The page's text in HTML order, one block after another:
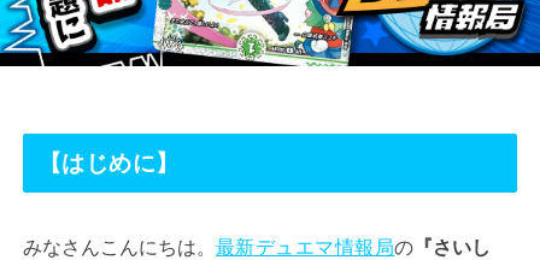
【はじめに】
みなさんこんにちは。 最新デュエマ情報局の 『さいし